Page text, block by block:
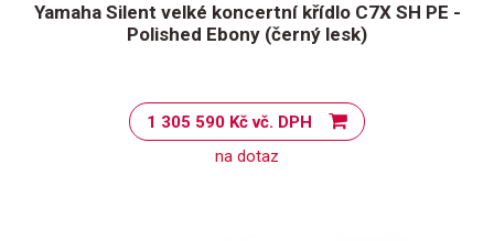
Yamaha Silent velké koncertní křídlo C7X SH PE -
Polished Ebony (černý lesk)
1 305 590 Kč vč. DPH
na dotaz